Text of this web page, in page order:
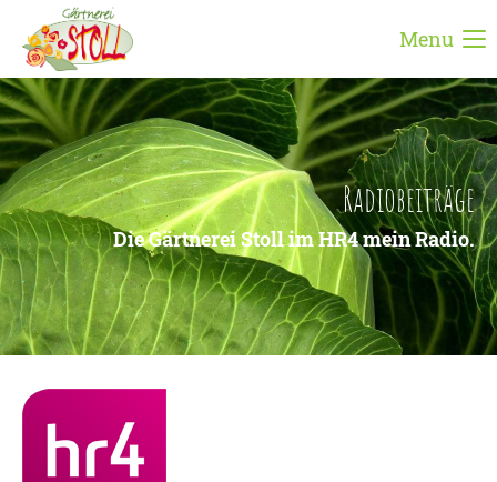
Login
Benutzername
Passwort
Anmelden
Register|Lost your password?
Support
Menu
Radiobeiträge
Die Gärtnerei Stoll im HR4 mein Radio.